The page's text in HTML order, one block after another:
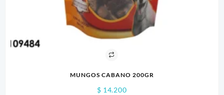
MUNGOS CABANO 200GR
$ 14.200